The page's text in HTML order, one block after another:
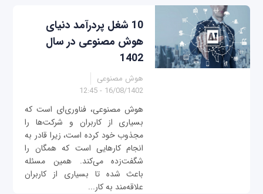
10 شغل پردرآمد دنیای
هوش مصنوعی در سال
1402
هوش مصنوعی
16/08/1402 - 12:45
هوش مصنوعی، فناوری‌ای است که
بسیاری از کاربران و شرکت‌ها را
مجذوب خود کرده است، زیرا قادر به
انجام کارهایی است که همگان را
شگفت‌زده می‌کند. همین مسئله
باعث شده تا بسیاری از کاربران
علاقه‌مند به کار...